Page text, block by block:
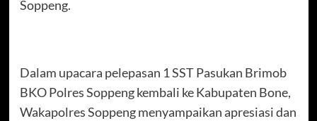
Soppeng.
Dalam upacara pelepasan 1 SST Pasukan Brimob
BKO Polres Soppeng kembali ke Kabupaten Bone,
Wakapolres Soppeng menyampaikan apresiasi dan